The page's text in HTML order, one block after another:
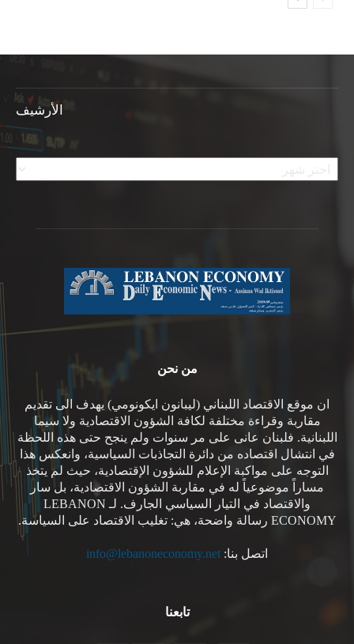
الأرشيف
الأرشيف
من نحن
ان موقع الاقتصاد اللبناني (ليبانون ايكونومي) يهدف الى تقديم
مقاربة وقراءة مختلفة لكافة الشؤون الاقتصادية ولا سيما
اللبنانية. فلبنان عانى على مر سنوات ولم ينجح حتى هذه اللحظة
في انتشال اقتصاده من دائرة التجاذبات السياسية، وانعكس هذا
التوجه على مواكبة الإعلام للشؤون الإقتصادية، حيث لم يتخذ
مساراً موضوعياً له في مقاربة الشؤون الاقتصادية، بل سار
والاقتصاد في التيار السياسي الجارف. لـ LEBANON
ECONOMY رسالة واضحة، هي: تغليب الاقتصاد على السياسة.
اتصل بنا: info@lebanoneconomy.net
تابعنا